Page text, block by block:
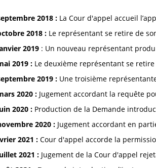
2018 : La Cour d'appel accueil
2018 : Le représentant se retire de
2019 : Un nouveau représentant
2019 : Le deuxième représentant se
2019 : Une troisième
2020 : Jugement accordant la requête
2020 : Production de la Demande
2020 : Jugement accordant en
2021 : Cour d'appel accorde la
2021 : Jugement de la Cour d'appel